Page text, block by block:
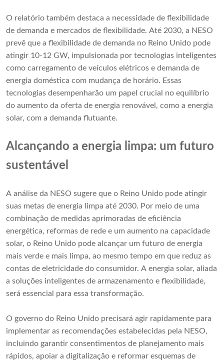
O relatório também destaca a necessidade de flexibilidade
de demanda e mercados de flexibilidade. Até 2030, a NESO
prevê que a flexibilidade de demanda no Reino Unido pode
atingir 10-12 GW, impulsionada por tecnologias inteligentes
como carregamento de veículos elétricos e demanda de
energia doméstica com mudança de horário. Essas
tecnologias desempenharão um papel crucial no equilíbrio
do aumento da oferta de energia renovável, como a energia
solar, com a demanda flutuante.
Alcançando a energia limpa: um futuro
sustentável
A análise da NESO sugere que o Reino Unido pode atingir
suas metas de energia limpa até 2030. Por meio de uma
combinação de medidas aprimoradas de eficiência
energética, reformas de rede e um aumento na capacidade
solar, o Reino Unido pode alcançar um futuro de energia
mais verde e mais limpa, ao mesmo tempo em que reduz as
contas de eletricidade do consumidor. A energia solar, aliada
a soluções inteligentes de armazenamento e flexibilidade,
será essencial para essa transformação.
O governo do Reino Unido precisará agir rapidamente para
implementar as recomendações estabelecidas pela NESO,
incluindo garantir consentimentos de planejamento mais
rápidos, apoiar a digitalização e reformar esquemas de